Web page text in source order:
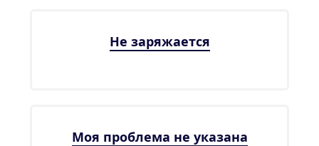
Не заряжается
Моя проблема не указана